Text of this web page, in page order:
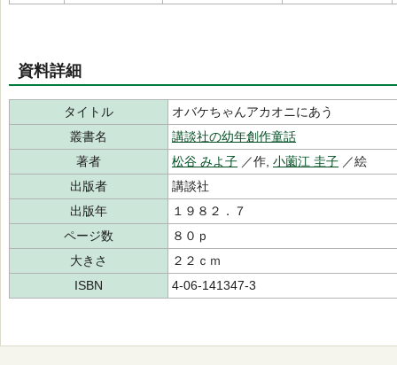
資料詳細
タイトル
オバケちゃんアカオニにあう
叢書名
講談社の幼年創作童話
著者
松谷 みよ子 ／作, 小薗江 圭子 ／絵
出版者
講談社
出版年
１９８２．７
ページ数
８０ｐ
大きさ
２２ｃｍ
ISBN
4-06-141347-3